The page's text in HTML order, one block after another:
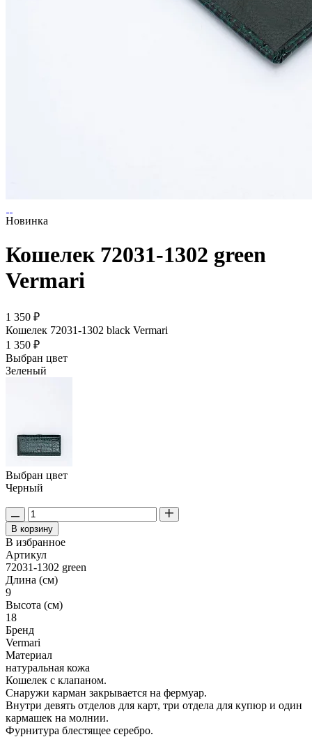
Новинка
Кошелек 72031-1302 green
Vermari
1 350 ₽
Кошелек 72031-1302 black Vermari
1 350 ₽
Выбран цвет
Зеленый
Выбран цвет
Черный
В корзину
В избранное
Артикул
72031-1302 green
Длина (см)
9
Высота (см)
18
Бренд
Vermari
Материал
натуральная кожа
Кошелек с клапаном.
Снаружи карман закрывается на фермуар.
Внутри девять отделов для карт, три отдела для купюр и один
кармашек на молнии.
Фурнитура блестящее серебро.